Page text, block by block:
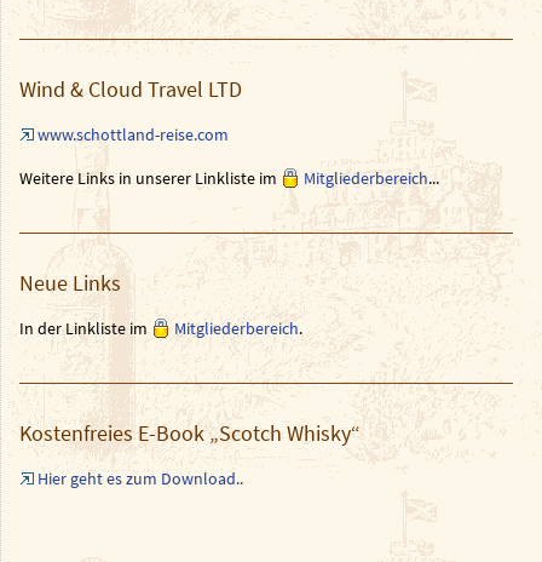
Wind & Cloud Travel LTD
www.schottland-reise.com
Weitere Links in unserer Linkliste im
Mitgliederbereich...
Neue Links
In der Linkliste im Mitgliederbereich.
Kostenfreies E-Book „Scotch Whisky“
Hier geht es zum Download..